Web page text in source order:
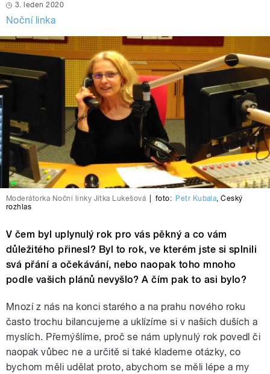
3. leden 2020
Noční linka
Moderátorka Noční linky Jitka Lukešová foto: Petr Kubala,Český
rozhlas
V čem byl uplynulý rok pro vás pěkný a co vám
důležitého přinesl? Byl to rok, ve kterém jste si splnili
svá přání a očekávání, nebo naopak toho mnoho
podle vašich plánů nevyšlo? A čím pak to asi bylo?
Mnozí z nás na konci starého a na prahu nového roku
často trochu bilancujeme a uklízíme si v našich duších a
myslích. Přemýšlíme, proč se nám uplynulý rok povedl či
naopak vůbec ne a určitě si také klademe otázky, co
bychom měli udělat proto, abychom se měli lépe a my